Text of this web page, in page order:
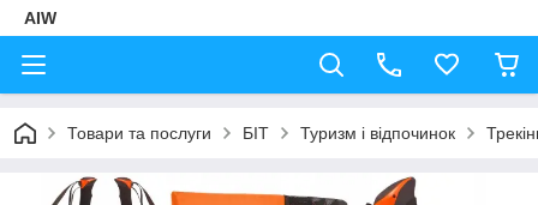
AIW
Товари та послуги БІТ Туризм і відпочинок